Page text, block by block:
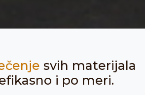
svih materijala
i po meri.